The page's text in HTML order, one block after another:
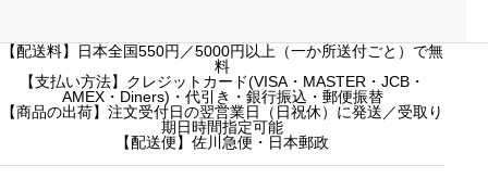
【配送料】日本全国550円／5000円以上（一か所送付ごと）で無
料
【支払い方法】クレジットカード(VISA・MASTER・JCB・
AMEX・Diners)・代引き・銀行振込・郵便振替
【商品の出荷】注文受付日の翌営業日（日祝休）に発送／受取り
期日時間指定可能
【配送便】佐川急便・日本郵政